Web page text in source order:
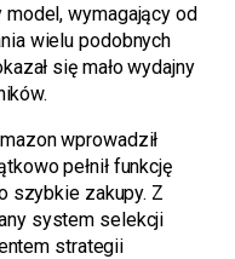
wymagający od
wielu podobnych
się mało wydajny
wprowadził
pełnił funkcję
szybkie zakupy. Z
system selekcji
strategii